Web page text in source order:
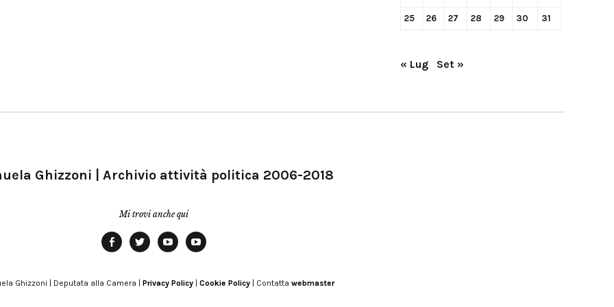
25 26 27 28 29 30 31
« Lug Set »
Ghizzoni | Archivio attività politica 2006-2018
Mi trovi anche qui
Modena
Ghizzoni | Deputata alla Camera | Privacy Policy Cookie Policy | Contatta webmaster